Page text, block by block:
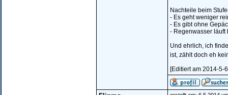
Nachteile beim
- Es geht weniger
- Es gibt ohne
- Regenwasser läuft
Und ehrlich, ich
ist, zählt doch eh
[Editiert am 2014-5-